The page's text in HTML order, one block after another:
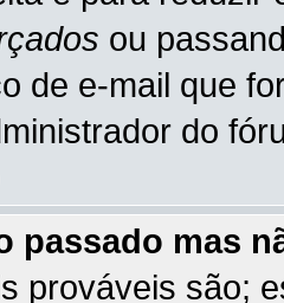
ou
de e-mail que
do
passado mas
prováveis são;